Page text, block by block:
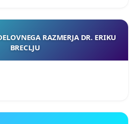
RAZMERJA DR. ERIKU
BRECLJU